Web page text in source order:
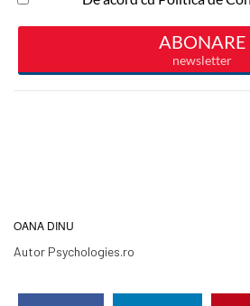
OANA DINU
Autor Psychologies.ro